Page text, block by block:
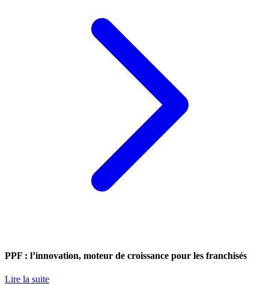
PPF : l’innovation, moteur de croissance pour les franchisés
Lire la suite